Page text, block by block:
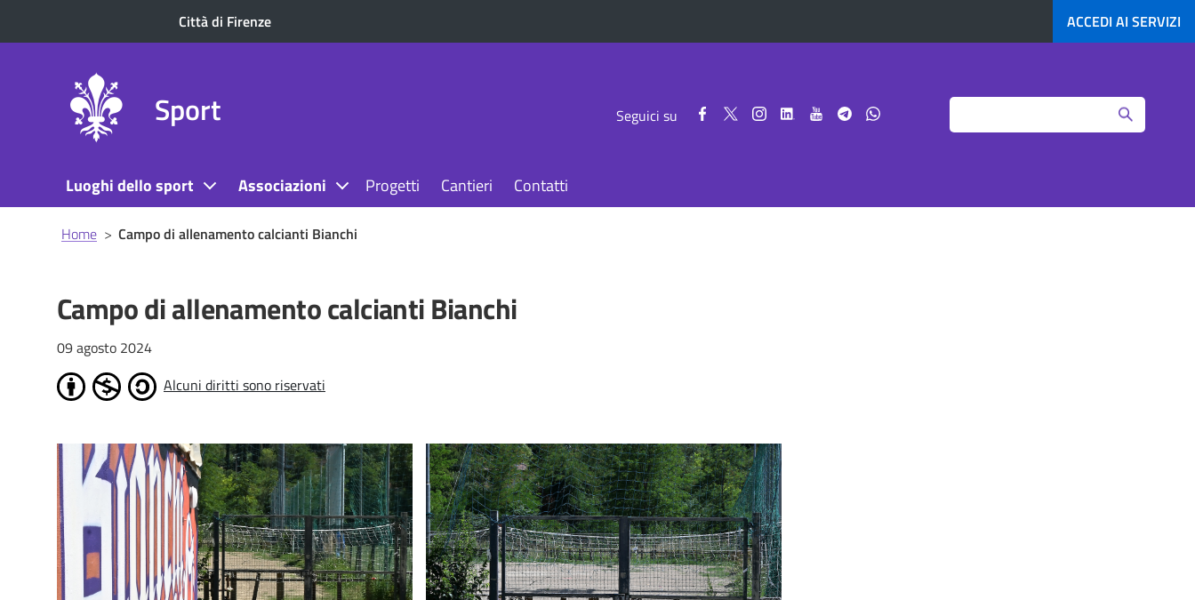
Città di Firenze ACCEDI AI SERVIZI
Sport Seguici su
Seguici SeguiciSeguici Seguici SeguiciSeguiciSeguici
Search
Luoghi dello sport Associazioni Progetti Cantieri Contatti
Briciole
di
Home> Campo di allenamento calcianti Bianchi
Campo di allenamento calcianti Bianchi
09 agosto 2024
Alcuni diritti sono riservati